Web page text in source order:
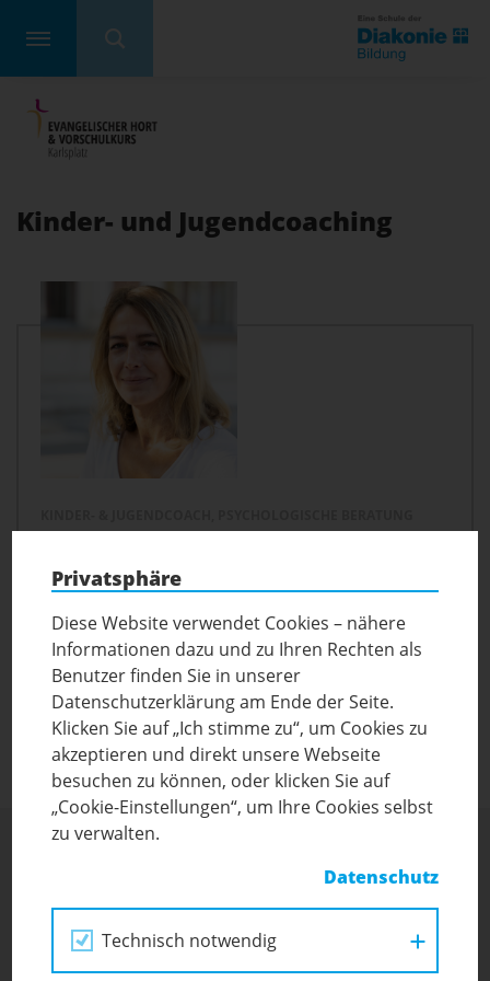
Kinder- und Jugendcoaching
Mag. Julia Schaller
+4369981815735
Das Kinder- und Jugendcoaching unterstützt unsere Hortkinder bei
kleinen und größeren Sorgen.
Evangelischer Hort & Vorschulkurs
Privatsphäre
Diese Website verwendet Cookies – nähere
Informationen dazu und zu Ihren Rechten als
Benutzer finden Sie in unserer
Datenschutzerklärung am Ende der Seite.
Klicken Sie auf „Ich stimme zu“, um Cookies zu
akzeptieren und direkt unsere Webseite
besuchen zu können, oder klicken Sie auf
„Cookie-Einstellungen“, um Ihre Cookies selbst
zu verwalten.
Datenschutz
Technisch notwendig